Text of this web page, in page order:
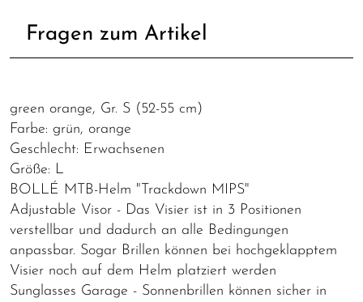
Fragen zum Artikel
green orange, Gr. S (52-55 cm)
Farbe: grün, orange
Geschlecht: Erwachsenen
Größe: L
BOLLÉ MTB-Helm "Trackdown MIPS"
Adjustable Visor - Das Visier ist in 3 Positionen
verstellbar und dadurch an alle Bedingungen
anpassbar. Sogar Brillen können bei hochgeklapptem
Visier noch auf dem Helm platziert werden
Sunglasses Garage - Sonnenbrillen können sicher in